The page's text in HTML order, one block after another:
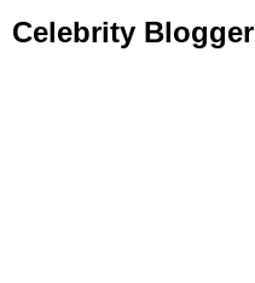
Celebrity Blogger